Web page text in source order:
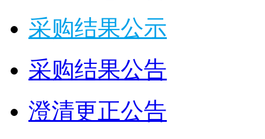
采购结果公示
采购结果公告
澄清更正公告